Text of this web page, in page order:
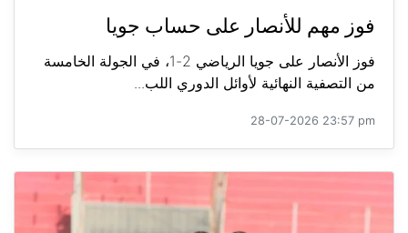
فوز مهم للأنصار على حساب جويا
فوز الأنصار على جويا الرياضي 2-1، في الجولة الخامسة
من التصفية النهائية لأوائل الدوري اللب...
28-07-2026 23:57 pm